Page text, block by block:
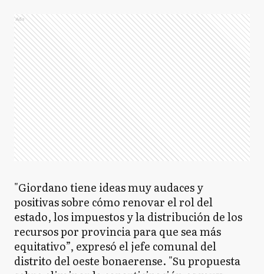
Ads
"Giordano tiene ideas muy audaces y
positivas sobre cómo renovar el rol del
estado, los impuestos y la distribución de los
recursos por provincia para que sea más
equitativo”, expresó el jefe comunal del
distrito del oeste bonaerense. "Su propuesta